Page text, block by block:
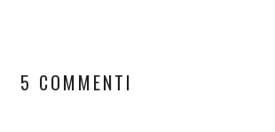
5 COMMENTI